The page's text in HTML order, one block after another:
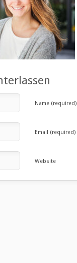
Name (required)
Email (required)
Website